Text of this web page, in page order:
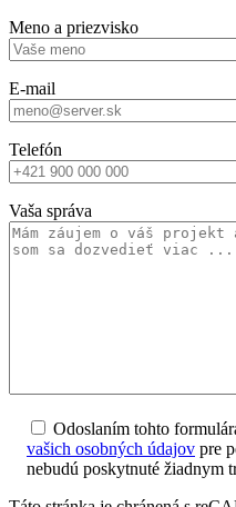
Meno a priezvisko
E-mail
Telefón
Vaša správa
Odoslaním tohto
vašich osobných údajov pre
nebudú poskytnuté žiadnym